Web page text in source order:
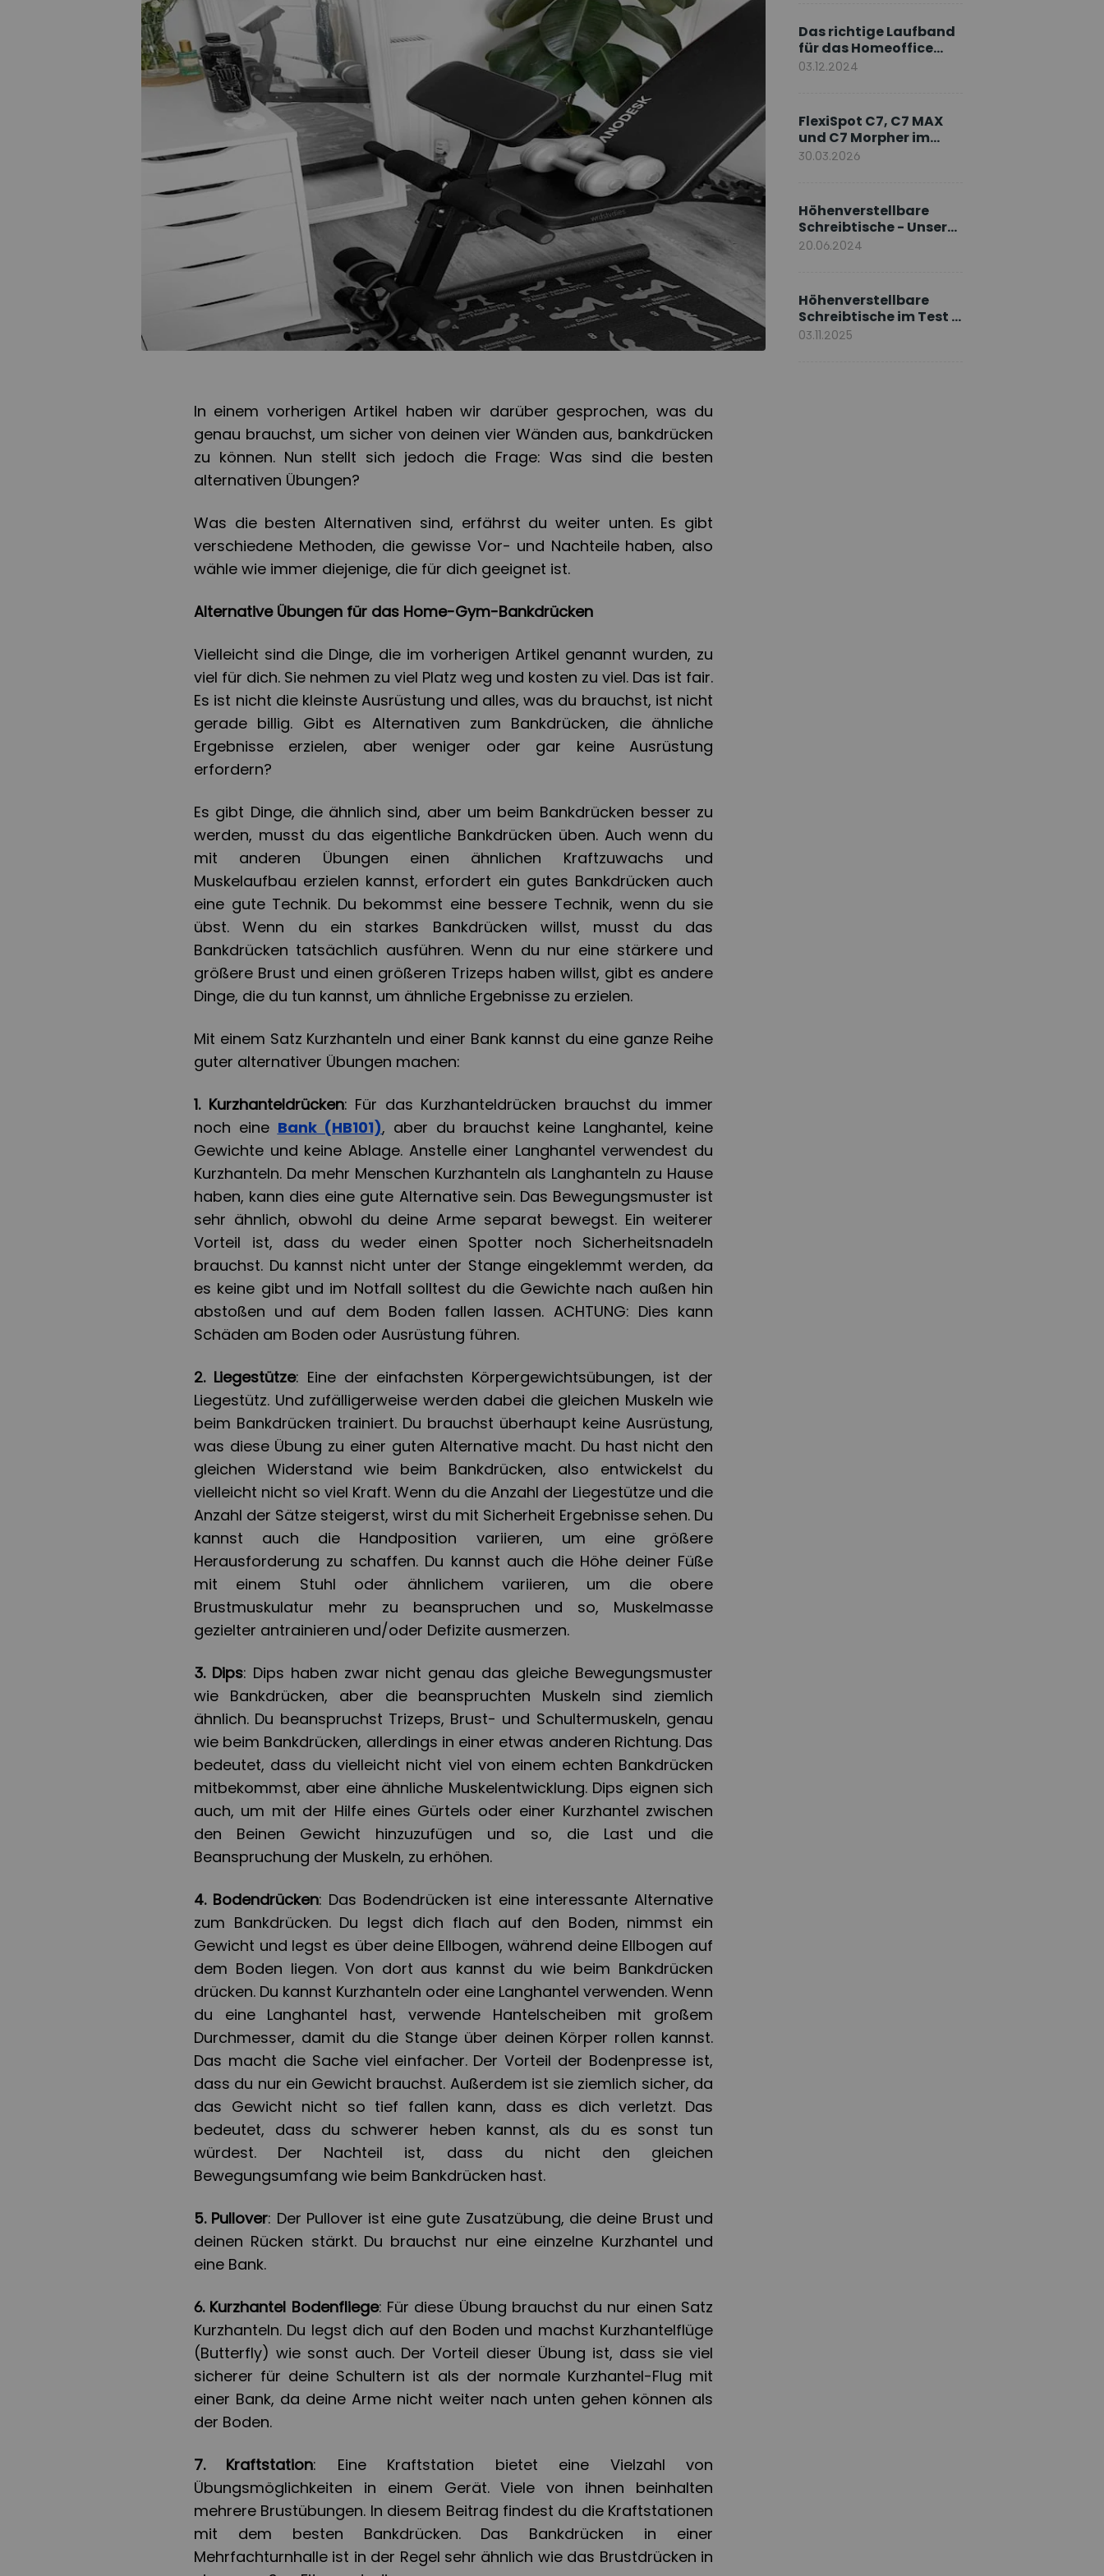
In einem vorherigen Artikel haben wir darüber gesprochen, was du
genau brauchst, um sicher von deinen vier Wänden aus, bankdrücken
zu können. Nun stellt sich jedoch die Frage: Was sind die besten
alternativen Übungen?
Was die besten Alternativen sind, erfährst du weiter unten. Es gibt
verschiedene Methoden, die gewisse Vor- und Nachteile haben, also
wähle wie immer diejenige, die für dich geeignet ist.
Alternative Übungen für das Home-Gym-Bankdrücken
Vielleicht sind die Dinge, die im vorherigen Artikel genannt wurden, zu
viel für dich. Sie nehmen zu viel Platz weg und kosten zu viel. Das ist fair.
Es ist nicht die kleinste Ausrüstung und alles, was du brauchst, ist nicht
gerade billig. Gibt es Alternativen zum Bankdrücken, die ähnliche
Ergebnisse erzielen, aber weniger oder gar keine Ausrüstung
erfordern?
Es gibt Dinge, die ähnlich sind, aber um beim Bankdrücken besser zu
werden, musst du das eigentliche Bankdrücken üben. Auch wenn du
mit anderen Übungen einen ähnlichen Kraftzuwachs und
Muskelaufbau erzielen kannst, erfordert ein gutes Bankdrücken auch
eine gute Technik. Du bekommst eine bessere Technik, wenn du sie
übst. Wenn du ein starkes Bankdrücken willst, musst du das
Bankdrücken tatsächlich ausführen. Wenn du nur eine stärkere und
größere Brust und einen größeren Trizeps haben willst, gibt es andere
Dinge, die du tun kannst, um ähnliche Ergebnisse zu erzielen.
Mit einem Satz Kurzhanteln und einer Bank kannst du eine ganze Reihe
guter alternativer Übungen machen:
1. Kurzhanteldrücken: Für das Kurzhanteldrücken brauchst du immer
noch eine Bank (HB101), aber du brauchst keine Langhantel, keine
Gewichte und keine Ablage. Anstelle einer Langhantel verwendest du
Kurzhanteln. Da mehr Menschen Kurzhanteln als Langhanteln zu Hause
haben, kann dies eine gute Alternative sein. Das Bewegungsmuster ist
sehr ähnlich, obwohl du deine Arme separat bewegst. Ein weiterer
Vorteil ist, dass du weder einen Spotter noch Sicherheitsnadeln
brauchst. Du kannst nicht unter der Stange eingeklemmt werden, da
es keine gibt und im Notfall solltest du die Gewichte nach außen hin
abstoßen und auf dem Boden fallen lassen. ACHTUNG: Dies kann
Schäden am Boden oder Ausrüstung führen.
2. Liegestütze: Eine der einfachsten Körpergewichtsübungen, ist der
Liegestütz. Und zufälligerweise werden dabei die gleichen Muskeln wie
beim Bankdrücken trainiert. Du brauchst überhaupt keine Ausrüstung,
was diese Übung zu einer guten Alternative macht. Du hast nicht den
gleichen Widerstand wie beim Bankdrücken, also entwickelst du
vielleicht nicht so viel Kraft. Wenn du die Anzahl der Liegestütze und die
Anzahl der Sätze steigerst, wirst du mit Sicherheit Ergebnisse sehen. Du
kannst auch die Handposition variieren, um eine größere
Herausforderung zu schaffen. Du kannst auch die Höhe deiner Füße
mit einem Stuhl oder ähnlichem variieren, um die obere
Brustmuskulatur mehr zu beanspruchen und so, Muskelmasse
gezielter antrainieren und/oder Defizite ausmerzen.
3. Dips: Dips haben zwar nicht genau das gleiche Bewegungsmuster
wie Bankdrücken, aber die beanspruchten Muskeln sind ziemlich
ähnlich. Du beanspruchst Trizeps, Brust- und Schultermuskeln, genau
wie beim Bankdrücken, allerdings in einer etwas anderen Richtung. Das
bedeutet, dass du vielleicht nicht viel von einem echten Bankdrücken
mitbekommst, aber eine ähnliche Muskelentwicklung. Dips eignen sich
auch, um mit der Hilfe eines Gürtels oder einer Kurzhantel zwischen
den Beinen Gewicht hinzuzufügen und so, die Last und die
Beanspruchung der Muskeln, zu erhöhen.
4. Bodendrücken: Das Bodendrücken ist eine interessante Alternative
zum Bankdrücken. Du legst dich flach auf den Boden, nimmst ein
Gewicht und legst es über deine Ellbogen, während deine Ellbogen auf
dem Boden liegen. Von dort aus kannst du wie beim Bankdrücken
drücken. Du kannst Kurzhanteln oder eine Langhantel verwenden. Wenn
du eine Langhantel hast, verwende Hantelscheiben mit großem
Durchmesser, damit du die Stange über deinen Körper rollen kannst.
Das macht die Sache viel einfacher. Der Vorteil der Bodenpresse ist,
dass du nur ein Gewicht brauchst. Außerdem ist sie ziemlich sicher, da
das Gewicht nicht so tief fallen kann, dass es dich verletzt. Das
bedeutet, dass du schwerer heben kannst, als du es sonst tun
würdest. Der Nachteil ist, dass du nicht den gleichen
Bewegungsumfang wie beim Bankdrücken hast.
5. Pullover: Der Pullover ist eine gute Zusatzübung, die deine Brust und
deinen Rücken stärkt. Du brauchst nur eine einzelne Kurzhantel und
eine Bank.
6. Kurzhantel Bodenfliege: Für diese Übung brauchst du nur einen Satz
Kurzhanteln. Du legst dich auf den Boden und machst Kurzhantelflüge
(Butterfly) wie sonst auch. Der Vorteil dieser Übung ist, dass sie viel
sicherer für deine Schultern ist als der normale Kurzhantel-Flug mit
einer Bank, da deine Arme nicht weiter nach unten gehen können als
der Boden.
7. Kraftstation: Eine Kraftstation bietet eine Vielzahl von
Übungsmöglichkeiten in einem Gerät. Viele von ihnen beinhalten
mehrere Brustübungen. In diesem Beitrag findest du die Kraftstationen
mit dem besten Bankdrücken. Das Bankdrücken in einer
Mehrfachturnhalle ist in der Regel sehr ähnlich wie das Brustdrücken in
Das richtige Laufband
für das Homeoffice
wählen
03.12.2024
FlexiSpot C7, C7 MAX
und C7 Morpher im
Vergleich: Welches
30.03.2026
Höhenverstellbare
Schreibtische - Unsere
E7-Serie
20.06.2024
Höhenverstellbare
Schreibtische im Test –
Die besten Standing
03.11.2025